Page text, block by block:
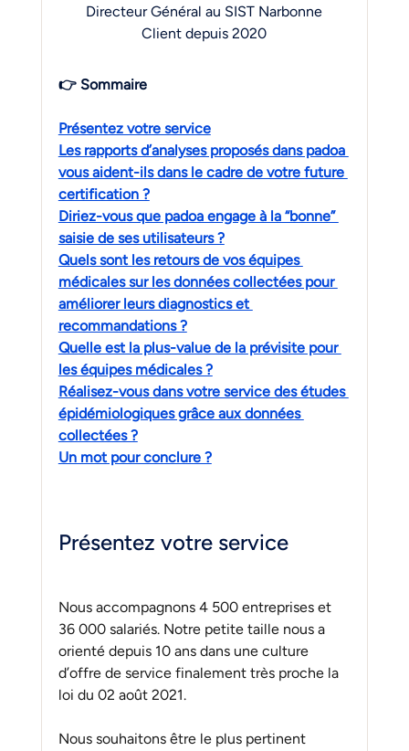
Directeur Général au SIST Narbonne
Client depuis 2020
👉 Sommaire
Présentez votre service
Les rapports d’analyses proposés dans padoa
vous aident-ils dans le cadre de votre future
certification ?
Diriez-vous que padoa engage à la “bonne”
saisie de ses utilisateurs ?
Quels sont les retours de vos équipes
médicales sur les données collectées pour
améliorer leurs diagnostics et
recommandations ?
Quelle est la plus-value de la prévisite pour
les équipes médicales ?
Réalisez-vous dans votre service des études
épidémiologiques grâce aux données
collectées ?
Un mot pour conclure ?
Présentez votre service
Nous accompagnons 4 500 entreprises et
36 000 salariés. Notre petite taille nous a
orienté depuis 10 ans dans une culture
d’offre de service finalement très proche la
loi du 02 août 2021.
Nous souhaitons être le plus pertinent